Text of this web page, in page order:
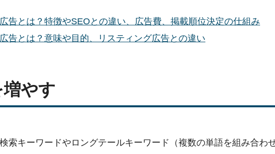
告とは？特徴やSEOとの違い、広告費、掲載順位決定の仕組み
告とは？意味や目的、リスティング広告との違い
やす
索キーワードやロングテールキーワード（複数の単語を組み合わ